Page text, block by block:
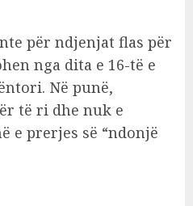
për ndjenjat flas për
nga dita e 16-të e
Në punë,
të ri dhe nuk e
e prerjes së “ndonjë